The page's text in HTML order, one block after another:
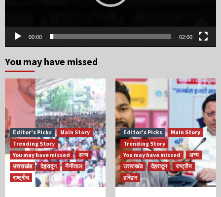
00:00 02:00
You may have missed
Editor’s Picks
Main Story
Trending Story
You may have missed
अन्य
उत्तराखंड
देहरादून
नैनीताल
राष्ट्रीय
Editor’s Picks
Main Story
Trending Story
You may have missed
अन्य
उत्तराखंड
देहरादून
राष्ट्रीय
हरिद्वार